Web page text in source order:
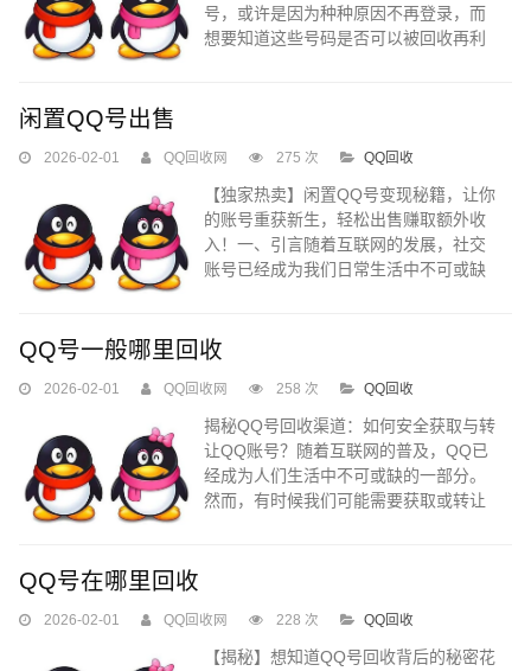
号，或许是因为种种原因不再登录，而
想要知道这些号码是否可以被回收再利
闲置QQ号出售
2026-02-01 QQ回收网 275 次 QQ回收
【独家热卖】闲置QQ号变现秘籍，让你
的账号重获新生，轻松出售赚取额外收
入！一、引言随着互联网的发展，社交
账号已经成为我们日常生活中不可或缺
你是否想过，这些闲置的QQ号其实蕴藏
妙地将闲置QQ号出售，让你的账号重获
新生，轻松赚取额外收入！...
QQ号一般哪里回收
2026-02-01 QQ回收网 258 次 QQ回收
揭秘QQ号回收渠道：如何安全获取与转
让QQ账号？随着互联网的普及，QQ已
经成为人们生活中不可或缺的一部分。
然而，有时候我们可能需要获取或转让
QQ号在哪里回收
2026-02-01 QQ回收网 228 次 QQ回收
【揭秘】想知道QQ号回收背后的秘密花